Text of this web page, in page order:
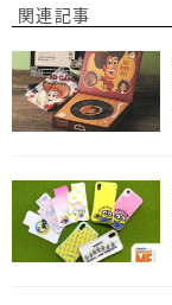
関連記事